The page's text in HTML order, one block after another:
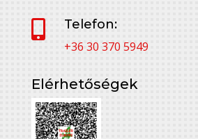

Telefon:
+36 30 370 5949
Elérhetőségek